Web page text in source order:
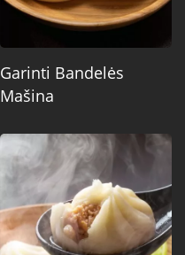
Garinti Bandelės
Mašina